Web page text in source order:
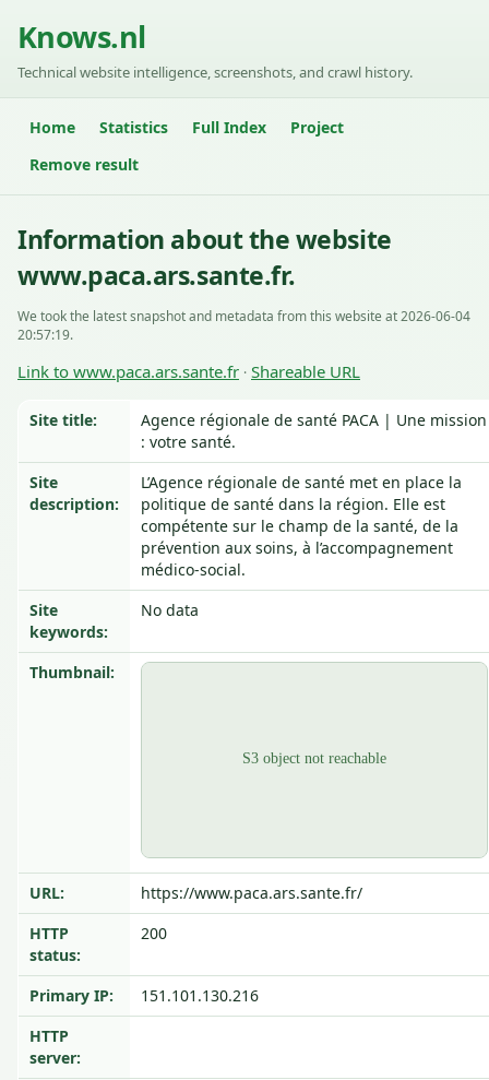
Knows.nl
Technical website intelligence, screenshots, and crawl history.
Home Statistics Full Index
Project
Remove result
Information about the website
www.paca.ars.sante.fr.
We took the latest snapshot and metadata from this website at 2026-06-04
20:57:19.
Link to www.paca.ars.sante.fr · Shareable URL
Site title:
Agence régionale de santé PACA | Une mission
: votre santé.
Site
description:
L’Agence régionale de santé met en place la
politique de santé dans la région. Elle est
compétente sur le champ de la santé, de la
prévention aux soins, à l’accompagnement
médico-social.
Site
keywords:
No data
Thumbnail:
URL:
https://www.paca.ars.sante.fr/
HTTP
status:
200
Primary IP:
151.101.130.216
HTTP
server: